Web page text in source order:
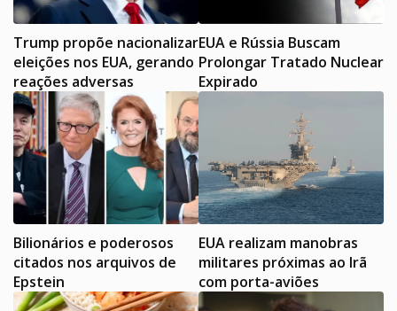
Trump propõe nacionalizar
eleições nos EUA, gerando
reações adversas
EUA e Rússia Buscam
Prolongar Tratado Nuclear
Expirado
Bilionários e poderosos
citados nos arquivos de
Epstein
EUA realizam manobras
militares próximas ao Irã
com porta-aviões